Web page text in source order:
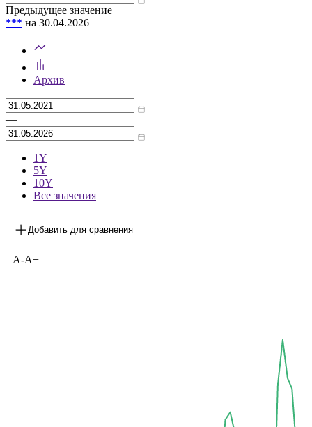
Предыдущее значение
*** на 30.04.2026
Архив
—
1Y
5Y
10Y
Все значения
Добавить для сравнения